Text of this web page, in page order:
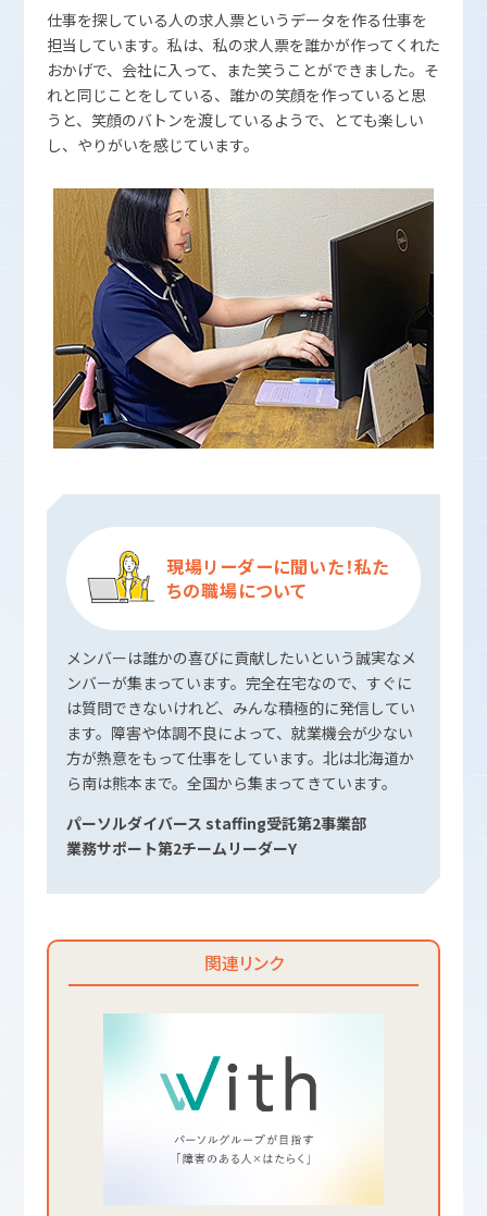
仕事を探している人の求人票というデータを作る仕事を
担当しています。私は、私の求人票を誰かが作ってくれた
おかげで、会社に入って、また笑うことができました。そ
れと同じことをしている、誰かの笑顔を作っていると思
うと、笑顔のバトンを渡しているようで、とても楽しい
し、やりがいを感じています。
現場リーダーに聞いた！私た
ちの職場について
メンバーは誰かの喜びに貢献したいという誠実なメ
ンバーが集まっています。完全在宅なので、すぐに
は質問できないけれど、みんな積極的に発信してい
ます。障害や体調不良によって、就業機会が少ない
方が熱意をもって仕事をしています。北は北海道か
ら南は熊本まで。全国から集まってきています。
パーソルダイバース staffing受託第2事業部
業務サポート第2チームリーダーY
関連リンク